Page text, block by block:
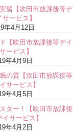
習【吹田市放課後等デ
サービス】
年4月12日
【吹田市放課後等デイ
サービス】
年4月9日
の質【吹田市放課後等
サービス】
年4月5日
ター！【吹田市放課後
イサービス】
年4月2日